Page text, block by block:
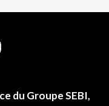
du Groupe SEBI,